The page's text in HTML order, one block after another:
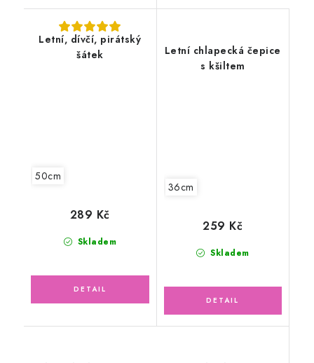
Letní, dívčí, pirátský
šátek
50cm
Skladem
289 Kč
Letní chlapecká čepice
s kšiltem
36cm
Skladem
259 Kč